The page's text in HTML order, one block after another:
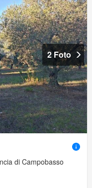
2 Foto
di Campobasso